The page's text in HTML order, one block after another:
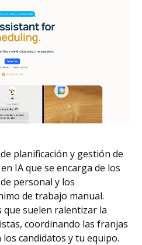
planificación y gestión de
IA que se encarga de los
personal y los
de trabajo manual.
que suelen ralentizar la
coordinando las franjas
candidatos y tu equipo.